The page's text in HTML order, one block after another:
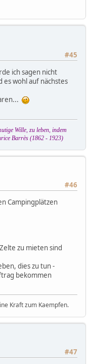
#45
ich sagen nicht
wohl auf nächstes
Wille, zu leben, indem
Barrès (1862 - 1923)
#46
Campingplätzen
zu mieten sind
dies zu tun -
bekommen
Kraft zum Kaempfen.
#47